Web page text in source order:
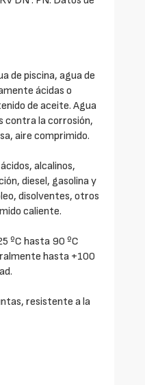
de piscina, agua de
ácidas o
de aceite. Agua
contra la corrosión,
aire comprimido.
alcalinos,
diesel, gasolina y
disolventes, otros
caliente.
ºC hasta 90 ºC
hasta +100
resistente a la